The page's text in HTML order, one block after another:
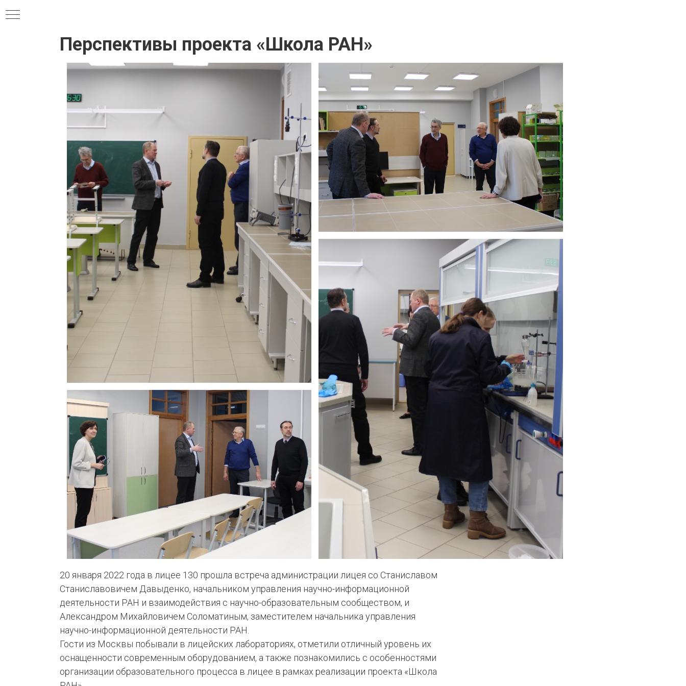
Перспективы проекта «Школа РАН»
20 января 2022 года в лицее 130 прошла встреча администрации лицея со Станиславом
Станиславовичем Давыденко, начальником управления научно-информационной
деятельности РАН и взаимодействия с научно-образовательным сообществом, и
Александром Михайловичем Соломатиным, заместителем начальника управления
научно-информационной деятельности РАН.
Гости из Москвы побывали в лицейских лабораториях, отметили отличный уровень их
оснащенности современным оборудованием, а также познакомились с особенностями
организации образовательного процесса в лицее в рамках реализации проекта «Школа